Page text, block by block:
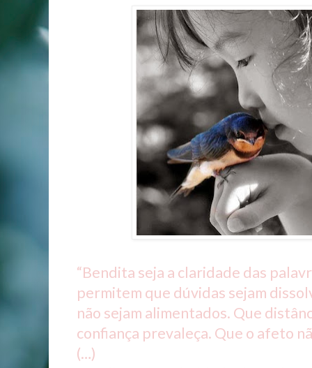
“Bendita seja a claridade das
permitem que dúvidas sejam
não sejam alimentados. Que
confiança prevaleça. Que o afeto
(…)